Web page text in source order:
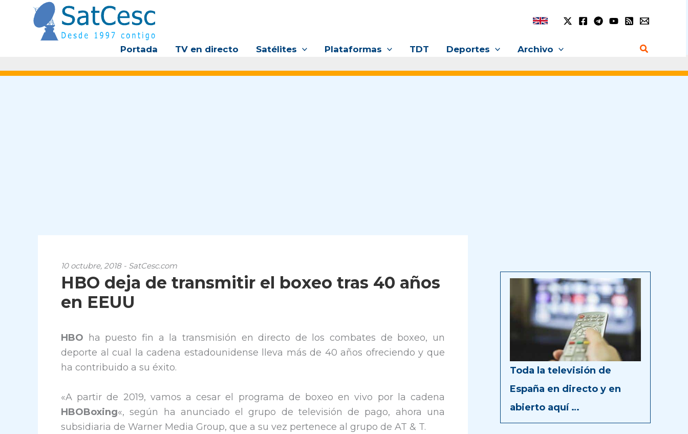
contenido
Portada TV en directo Satélites Plataformas TDT Deportes Archivo Buscar
10 octubre, 2018 - SatCesc.com
HBO deja de transmitir el boxeo tras 40 años
en EEUU
HBO
ha puesto fin a la transmisión en directo de los combates de boxeo, un
deporte al cual la cadena ​​estadounidense lleva más de 40 años ofreciendo y que
ha contribuido a su éxito.
«A partir de 2019, vamos a cesar el programa de boxeo en vivo por la cadena
HBOBoxing«, según ha anunciado el grupo de televisión de pago, ahora una
subsidiaria de Warner Media Group, que a su vez pertenece al grupo de AT & T.
Toda la televisión de
España en directo y en
abierto aquí …